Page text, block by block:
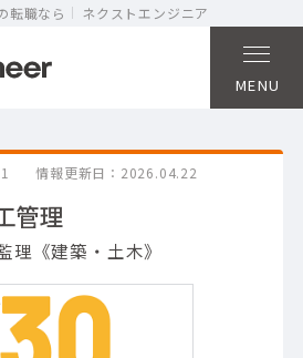
転職なら ネクストエンジニア
MENU
情報更新日 2026.04.22
管理
理《建築・土木》